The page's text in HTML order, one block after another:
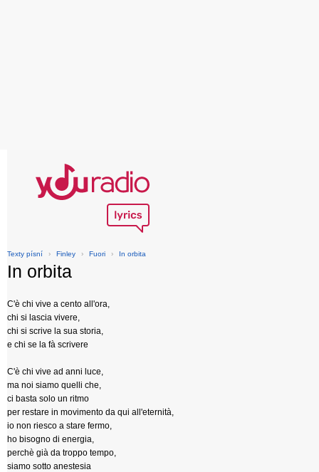
Texty písní › Finley › Fuori › In orbita
In orbita
C'è chi vive a cento all'ora,
chi si lascia vivere,
chi si scrive la sua storia,
e chi se la fà scrivere
C'è chi vive ad anni luce,
ma noi siamo quelli che,
ci basta solo un ritmo
per restare in movimento da qui all'eternità,
io non riesco a stare fermo,
ho bisogno di energia,
perchè già da troppo tempo,
siamo sotto anestesia